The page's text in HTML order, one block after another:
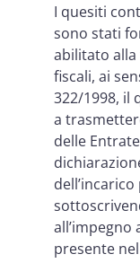
I quesiti
sono stati
abilitato
fiscali, ai
322/1998, il
a
delle
all’impegno
presente